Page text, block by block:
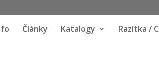
Články Katalogy Razítka /